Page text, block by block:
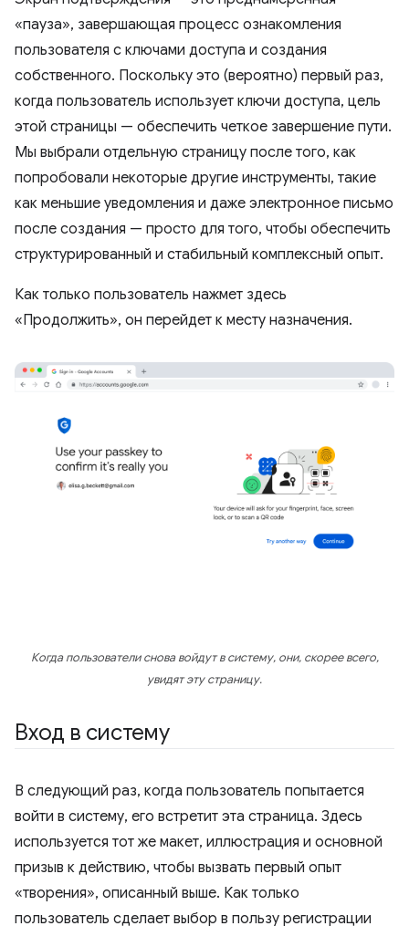
«пауза», завершающая процесс ознакомления
пользователя с ключами доступа и создания
собственного. Поскольку это (вероятно) первый раз,
когда пользователь использует ключи доступа, цель
этой страницы — обеспечить четкое завершение пути.
Мы выбрали отдельную страницу после того, как
попробовали некоторые другие инструменты, такие
как меньшие уведомления и даже электронное письмо
после создания — просто для того, чтобы обеспечить
структурированный и стабильный комплексный опыт.
Как только пользователь нажмет здесь
«Продолжить», он перейдет к месту назначения.
Когда пользователи снова войдут в систему, они, скорее всего,
увидят эту страницу.
Вход в систему
В следующий раз, когда пользователь попытается
войти в систему, его встретит эта страница. Здесь
используется тот же макет, иллюстрация и основной
призыв к действию, чтобы вызвать первый опыт
«творения», описанный выше. Как только
пользователь сделает выбор в пользу регистрации